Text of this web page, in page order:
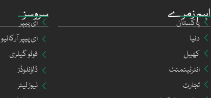
سروسز
ای پیپر
ای پیپر آرکائیو
فوٹو گیلری
ڈاؤنلوڈز
نیوز لیٹر
اہم زمرے
پاکستان
دنیا
کھیل
انٹرٹینمنٹ
تجارت